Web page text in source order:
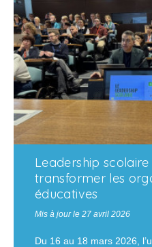
Leadership
transformer les
éducatives
Mis à jour le 27 avril 2026
Du 16 au 18 mars 2026,